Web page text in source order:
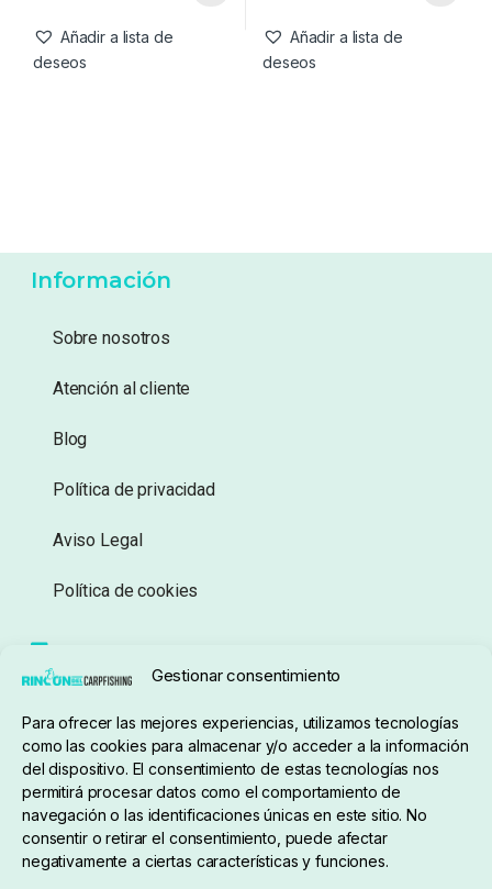
Gestionar consentimiento
Para ofrecer las mejores experiencias, utilizamos tecnologías
como las cookies para almacenar y/o acceder a la información
del dispositivo. El consentimiento de estas tecnologías nos
permitirá procesar datos como el comportamiento de
navegación o las identificaciones únicas en este sitio. No
consentir o retirar el consentimiento, puede afectar
negativamente a ciertas características y funciones.
Añadir a lista de
deseos
Añadir a lista de
deseos
Información
Sobre nosotros
Atención al cliente
Blog
Política de privacidad
Aviso Legal
Política de cookies
Sobre nosotros